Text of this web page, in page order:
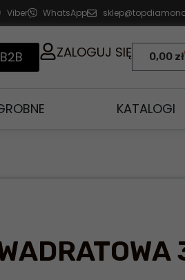
Viber WhatsApp
ZALOGUJ SIĘ 0,00 zł
KATALOGI